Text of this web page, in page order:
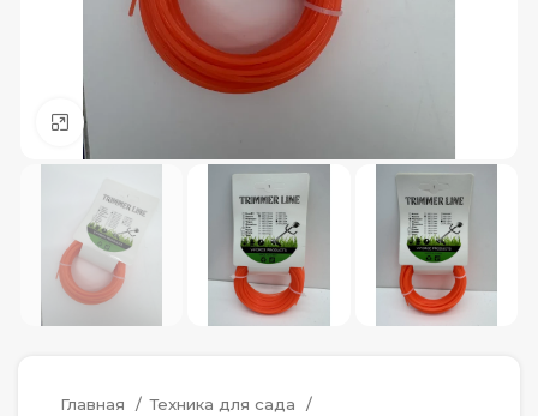
Нажмите, чтобы увеличить
Главная
Техника для сада